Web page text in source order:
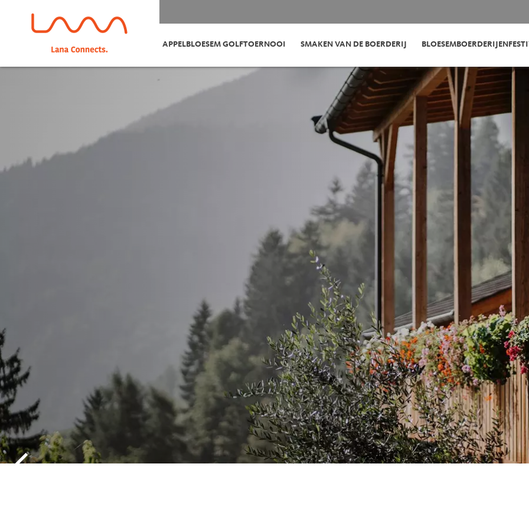
APPELBLOESEM GOLFTOERNOOI SMAKEN VAN DE BOERDERIJ